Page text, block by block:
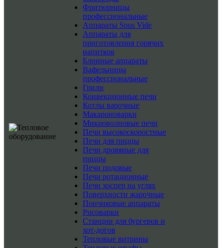
Фритюрницы
профессиональные
Аппараты Sous Vide
Аппараты для
приготовления горячих
напитков
Блинные аппараты
Вафельницы
профессиональные
Грили
Конвекционные печи
Котлы варочные
Макароноварки
Микроволновые печи
Печи высокоскоростные
Печи для пиццы
Печи дровяные для
пиццы
Печи подовые
Печи ротационные
Печи хоспер на углях
Поверхности жарочные
Пончиковые аппараты
Рисоварки
Станции для бургеров и
хот-догов
Тепловые витрины